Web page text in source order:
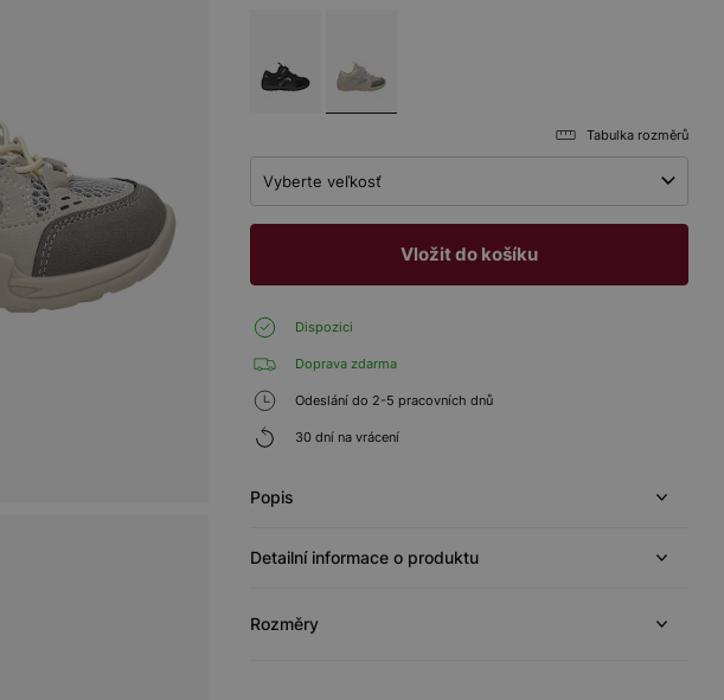
Tabulka rozměrů
Vyberte veľkosť
Vložit do košíku
Dispozici
Doprava zdarma
Odeslání do 2-5 pracovních dnů
30 dní na vrácení
Popis
Detailní informace o produktu
Rozměry